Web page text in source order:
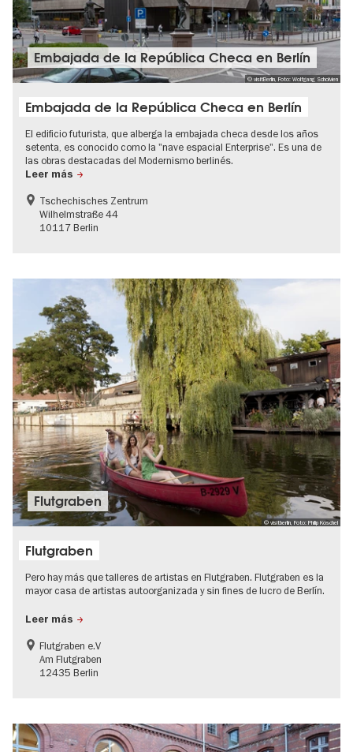
© visitBerlin, Foto: Wolfgang Scholvien
Embajada de la República Checa en Berlín
Embajada de la República Checa en Berlín
El edificio futurista, que alberga la embajada checa desde los años
setenta, es conocido como la "nave espacial Enterprise". Es una de
las obras destacadas del Modernismo berlinés.
Leer más
Tschechisches Zentrum
Wilhelmstraße 44
10117 Berlin
© visitberlin, Foto: Philip Koschel
Flutgraben
Flutgraben
Pero hay más que talleres de artistas en Flutgraben. Flutgraben es la
mayor casa de artistas autoorganizada y sin fines de lucro de Berlín.
Leer más
Flutgraben e.V
Am Flutgraben
12435 Berlin